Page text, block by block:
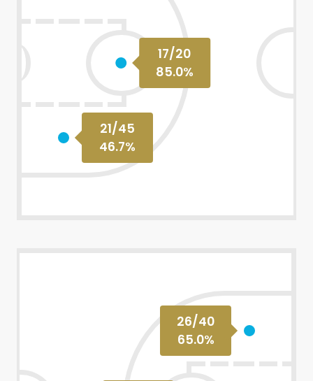
21/45
46.7%
17/20
85.0%
26/40
65.0%